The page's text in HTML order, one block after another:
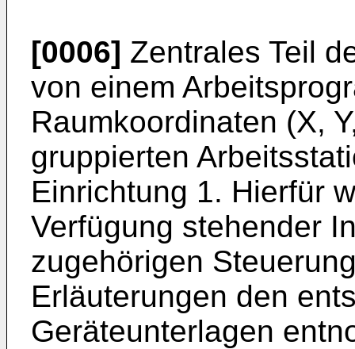
[0006] Zentrales Teil
von einem
Raumkoordinaten (X,
gruppierten
Einrichtung 1. Hierfür
Verfügung stehender
zugehörigen
Erläuterungen den
Geräteunterlagen